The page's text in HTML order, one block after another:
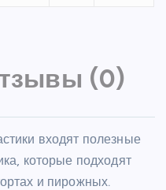
(0)
входят полезные
которые подходят
и пирожных.